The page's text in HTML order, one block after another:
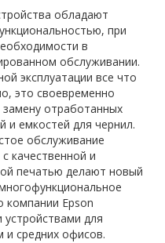
обладают
при
в
обслуживании.
эксплуатации все что
это своевременно
отработанных
и емкостей для чернил.
обслуживание
качественной и
печатью делают новый
компании Epson
для
и средних офисов.